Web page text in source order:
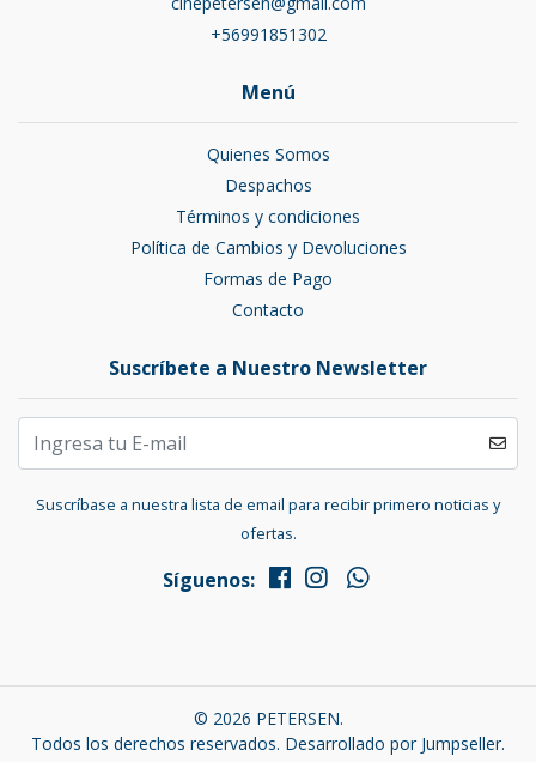
+56991851302
Menú
Quienes Somos
Despachos
Términos y condiciones
Política de Cambios y Devoluciones
Formas de Pago
Contacto
Suscríbete a Nuestro Newsletter
Suscríbase a nuestra lista de email para recibir primero noticias y
ofertas.
Síguenos:
© 2026 PETERSEN.
Todos los derechos reservados. Desarrollado por Jumpseller.